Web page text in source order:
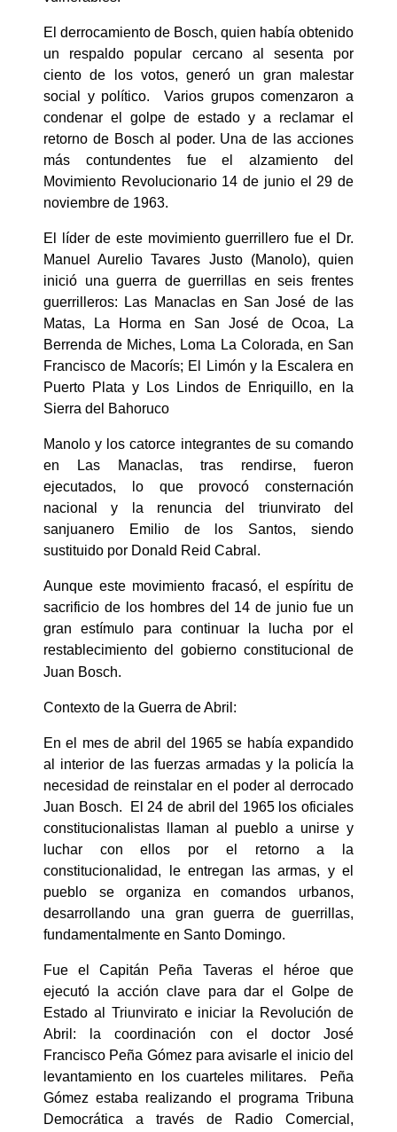
El derrocamiento de Bosch, quien había obtenido
un respaldo popular cercano al sesenta por
ciento de los votos, generó un gran malestar
social y político. Varios grupos comenzaron a
condenar el golpe de estado y a reclamar el
retorno de Bosch al poder. Una de las acciones
más contundentes fue el alzamiento del
Movimiento Revolucionario 14 de junio el 29 de
noviembre de 1963.
El líder de este movimiento guerrillero fue el Dr.
Manuel Aurelio Tavares Justo (Manolo), quien
inició una guerra de guerrillas en seis frentes
guerrilleros: Las Manaclas en San José de las
Matas, La Horma en San José de Ocoa, La
Berrenda de Miches, Loma La Colorada, en San
Francisco de Macorís; El Limón y la Escalera en
Puerto Plata y Los Lindos de Enriquillo, en la
Sierra del Bahoruco
Manolo y los catorce integrantes de su comando
en Las Manaclas, tras rendirse, fueron
ejecutados, lo que provocó consternación
nacional y la renuncia del triunvirato del
sanjuanero Emilio de los Santos, siendo
sustituido por Donald Reid Cabral.
Aunque este movimiento fracasó, el espíritu de
sacrificio de los hombres del 14 de junio fue un
gran estímulo para continuar la lucha por el
restablecimiento del gobierno constitucional de
Juan Bosch.
Contexto de la Guerra de Abril:
En el mes de abril del 1965 se había expandido
al interior de las fuerzas armadas y la policía la
necesidad de reinstalar en el poder al derrocado
Juan Bosch. El 24 de abril del 1965 los oficiales
constitucionalistas llaman al pueblo a unirse y
luchar con ellos por el retorno a la
constitucionalidad, le entregan las armas, y el
pueblo se organiza en comandos urbanos,
desarrollando una gran guerra de guerrillas,
fundamentalmente en Santo Domingo.
Fue el Capitán Peña Taveras el héroe que
ejecutó la acción clave para dar el Golpe de
Estado al Triunvirato e iniciar la Revolución de
Abril: la coordinación con el doctor José
Francisco Peña Gómez para avisarle el inicio del
levantamiento en los cuarteles militares. Peña
Gómez estaba realizando el programa Tribuna
Democrática a través de Radio Comercial,